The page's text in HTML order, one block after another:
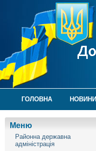
ГОЛОВНА НОВИНИ
Меню
Районна державна
адміністрація